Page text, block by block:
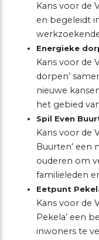
Kans voor de
en begeleidt
Energieke
Kans voor de
dorpen’
nieuwe
het gebied
Spil Even
Kans voor de
Buurten’ een
ouderen om
familieleden
Eetpunt
Kans voor de
Pekela’ een
inwoners te